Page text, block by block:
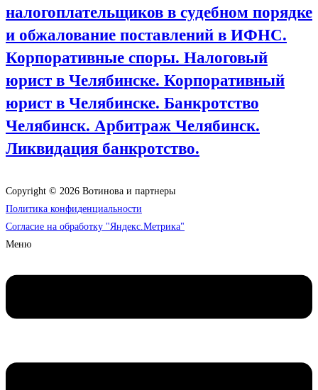
налогоплательщиков в судебном порядке
и обжалование поставлений в ИФНС.
Корпоративные споры. Налоговый
юрист в Челябинске. Корпоративный
юрист в Челябинске. Банкротство
Челябинск. Арбитраж Челябинск.
Ликвидация банкротство.
Copyright © 2026 Вотинова и партнеры
Политика конфиденциальности
Согласие на обработку "Яндекс.Метрика"
Меню